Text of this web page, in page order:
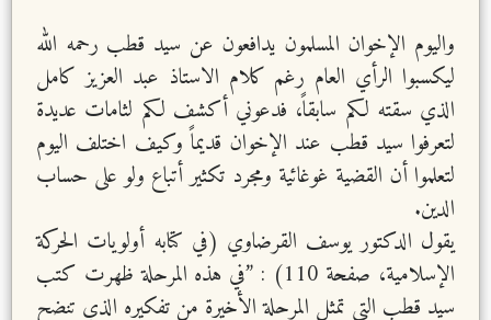
واليوم الإخوان المسلمون يدافعون عن سيد قطب رحمه الله
ليكسبوا الرأي العام رغم كلام الاستاذ عبد العزيز كامل
الذي سقته لكم سابقاً، فدعوني أكشف لكم لثامات عديدة
لتعرفوا سيد قطب عند الإخوان قديماً وكيف اختلف اليوم
لتعلموا أن القضية غوغائية ومجرد تكثير أتباع ولو على حساب
الدين.
يقول الدكتور يوسف القرضاوي (في كتابه أولويات الحركة
الإسلامية، صفحة 110) : ”في هذه المرحلة ظهرت كتب
سيد قطب التي تمثل المرحلة الأخيرة من تفكيره الذي تنضح